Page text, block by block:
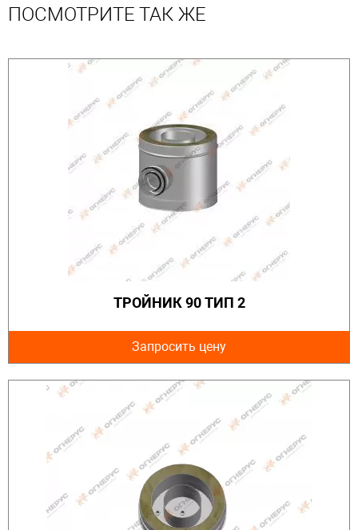
ПОСМОТРИТЕ ТАК ЖЕ
ТРОЙНИК 90 ТИП 2
Запросить цену